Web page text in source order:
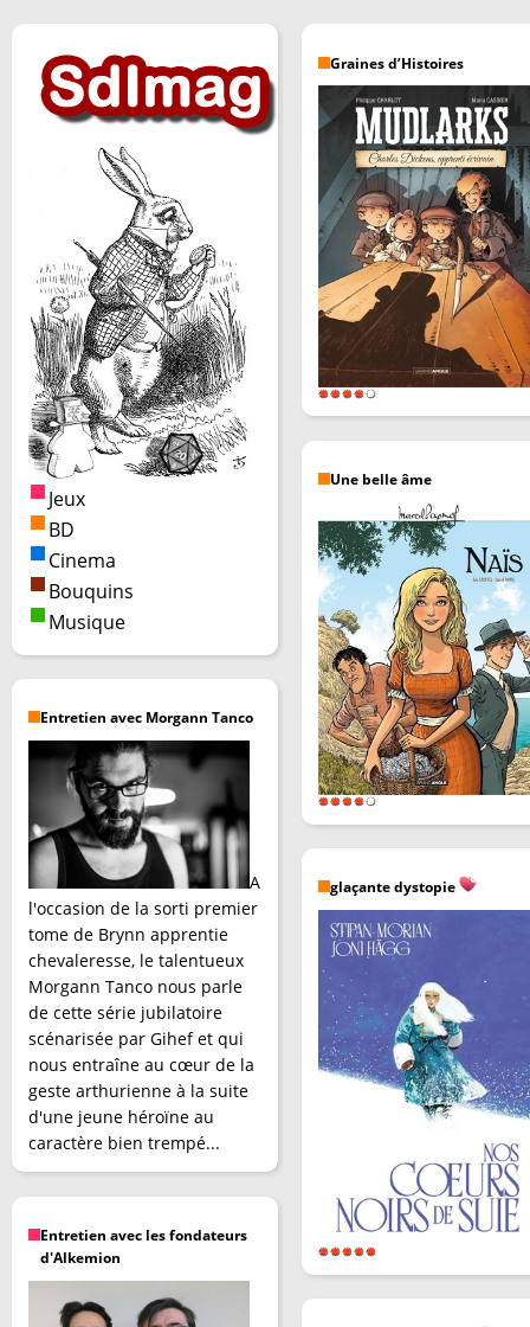
Jeux
BD
Cinema
Bouquins
Musique
Entretien avec Morgann Tanco
A
l'occasion de la sorti premier
tome de Brynn apprentie
chevaleresse, le talentueux
Morgann Tanco nous parle
de cette série jubilatoire
scénarisée par Gihef et qui
nous entraîne au cœur de la
geste arthurienne à la suite
d'une jeune héroïne au
caractère bien trempé...
Entretien avec les fondateurs
d'Alkemion
Graines d’Histoires
Une belle âme
glaçante dystopie